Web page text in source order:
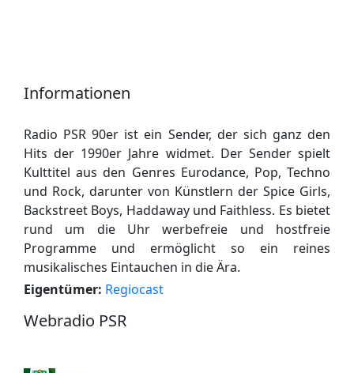
Informationen
Radio PSR 90er ist ein Sender, der sich ganz den
Hits der 1990er Jahre widmet. Der Sender spielt
Kulttitel aus den Genres Eurodance, Pop, Techno
und Rock, darunter von Künstlern der Spice Girls,
Backstreet Boys, Haddaway und Faithless. Es bietet
rund um die Uhr werbefreie und hostfreie
Programme und ermöglicht so ein reines
musikalisches Eintauchen in die Ära.
Eigentümer: Regiocast
Webradio PSR